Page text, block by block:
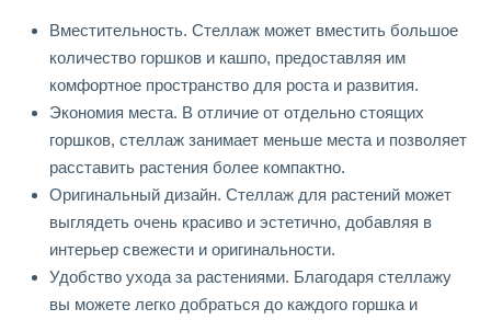
Вместительность. Стеллаж может вместить большое
количество горшков и кашпо, предоставляя им
комфортное пространство для роста и развития.
Экономия места. В отличие от отдельно стоящих
горшков, стеллаж занимает меньше места и позволяет
расставить растения более компактно.
Оригинальный дизайн. Стеллаж для растений может
выглядеть очень красиво и эстетично, добавляя в
интерьер свежести и оригинальности.
Удобство ухода за растениями. Благодаря стеллажу
вы можете легко добраться до каждого горшка и